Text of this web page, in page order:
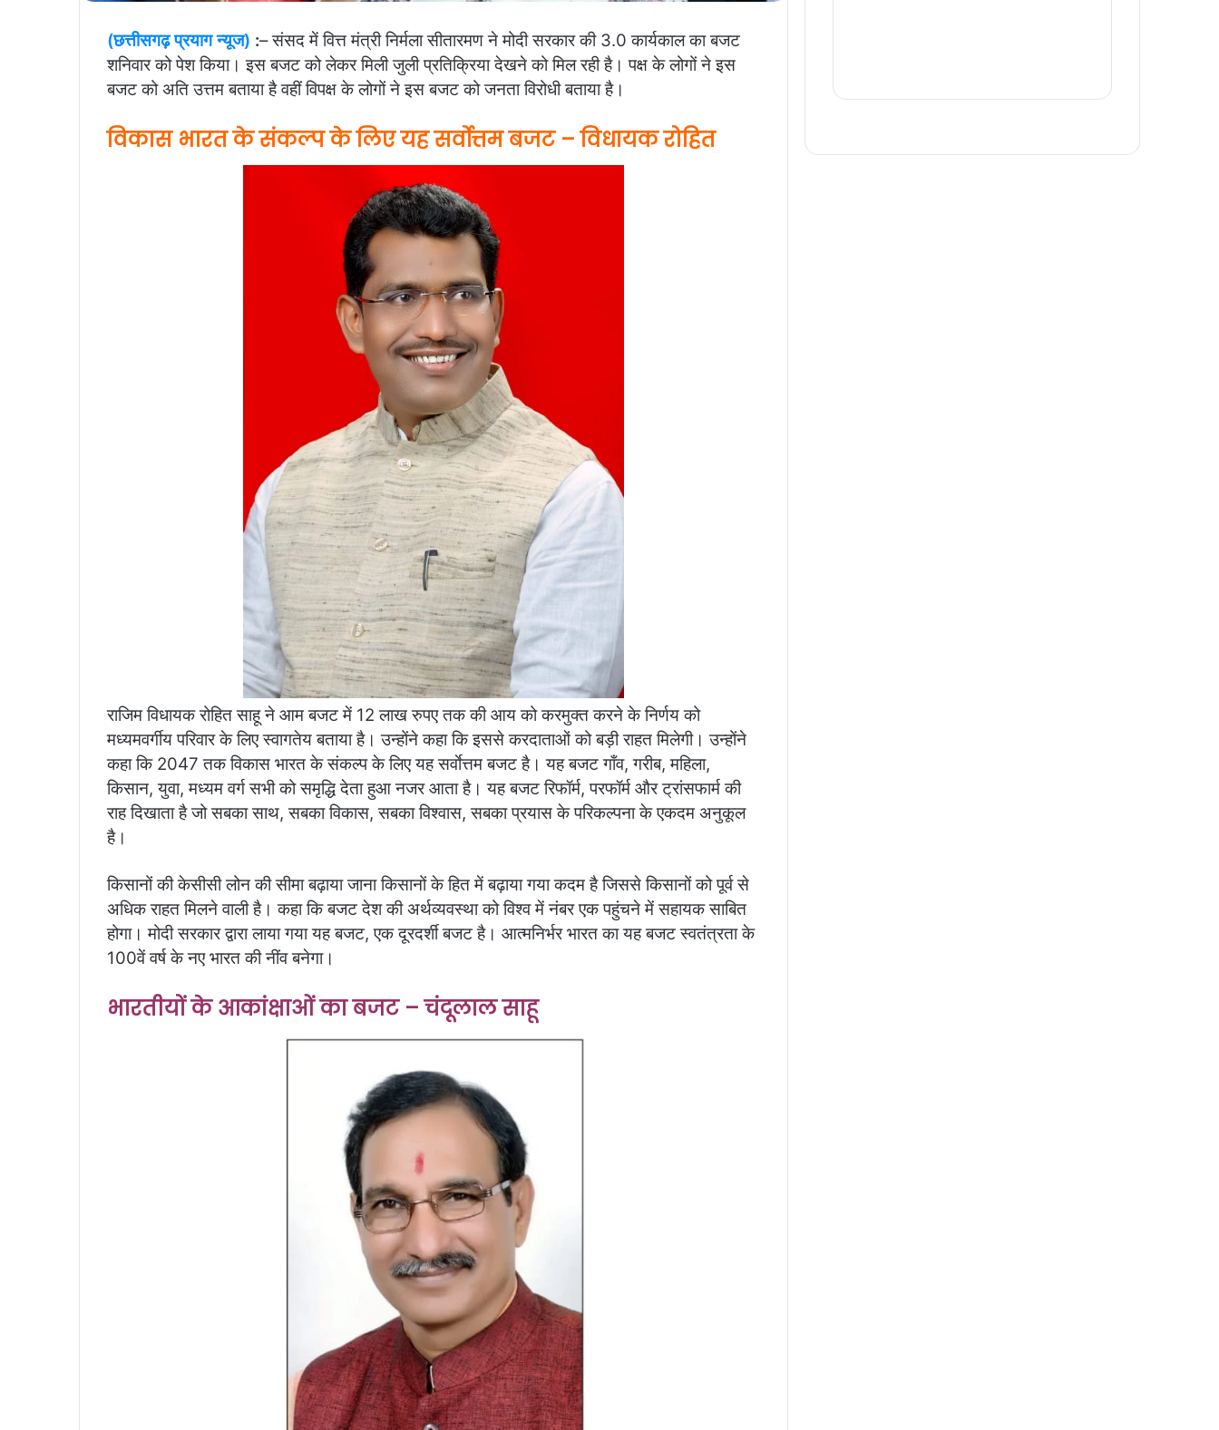
(छत्तीसगढ़ प्रयाग न्यूज) :– संसद में वित्त मंत्री निर्मला सीतारमण ने मोदी सरकार की 3.0 कार्यकाल का बजट
शनिवार को पेश किया। इस बजट को लेकर मिली जुली प्रतिक्रिया देखने को मिल रही है। पक्ष के लोगों ने इस
बजट को अति उत्तम बताया है वहीं विपक्ष के लोगों ने इस बजट को जनता विरोधी बताया है।
विकास भारत के संकल्प के लिए यह सर्वोत्तम बजट – विधायक रोहित
राजिम विधायक रोहित साहू ने आम बजट में 12 लाख रुपए तक की आय को करमुक्त करने के निर्णय को
मध्यमवर्गीय परिवार के लिए स्वागतेय बताया है। उन्होंने कहा कि इससे करदाताओं को बड़ी राहत मिलेगी। उन्होंने
कहा कि 2047 तक विकास भारत के संकल्प के लिए यह सर्वाेत्तम बजट है। यह बजट गाँव, गरीब, महिला,
किसान, युवा, मध्यम वर्ग सभी को समृद्धि देता हुआ नजर आता है। यह बजट रिफॉर्म, परफॉर्म और ट्रांसफार्म की
राह दिखाता है जो सबका साथ, सबका विकास, सबका विश्वास, सबका प्रयास के परिकल्पना के एकदम अनुकूल
है।
किसानों की केसीसी लोन की सीमा बढ़ाया जाना किसानों के हित में बढ़ाया गया कदम है जिससे किसानों को पूर्व से
अधिक राहत मिलने वाली है। कहा कि बजट देश की अर्थव्यवस्था को विश्व में नंबर एक पहुंचने में सहायक साबित
होगा। मोदी सरकार द्वारा लाया गया यह बजट, एक दूरदर्शी बजट है। आत्मनिर्भर भारत का यह बजट स्वतंत्रता के
100वें वर्ष के नए भारत की नींव बनेगा।
भारतीयों के आकांक्षाओं का बजट – चंदूलाल साहू